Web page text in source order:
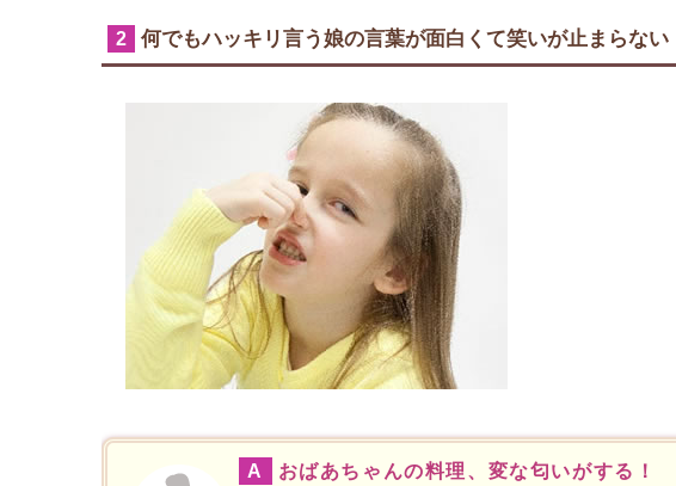
2 何でもハッキリ言う娘の言葉が面白くて笑いが止まらない
A おばあちゃんの料理、変な匂いがする！